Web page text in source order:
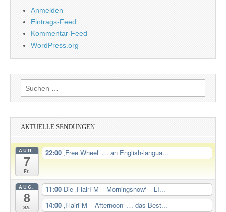
Anmelden
Eintrags-Feed
Kommentar-Feed
WordPress.org
Suchen
nach:
AKTUELLE SENDUNGEN
AUG.
7
Fr.
22:00 ‚Free Wheel‘ … an English-langua...
AUG.
8
Sa.
11:00 Die ‚FlairFM – Morningshow‘ – LI...
14:00 ‚FlairFM – Afternoon‘ … das Best...